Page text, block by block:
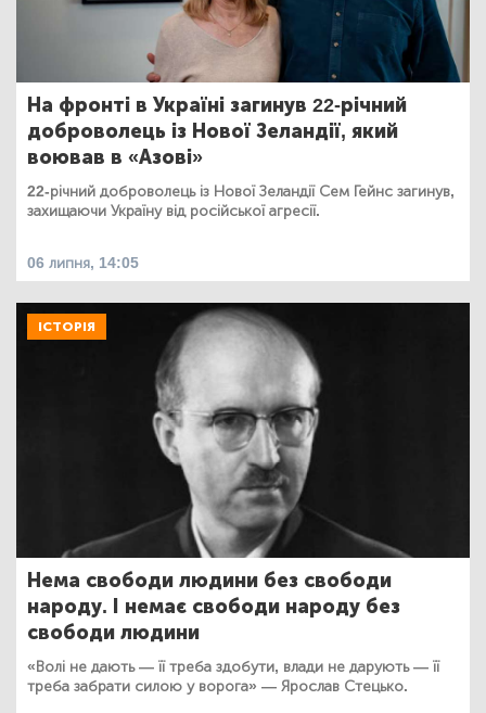
На фронті в Україні загинув 22-річний
доброволець із Нової Зеландії, який
воював в «Азові»
22-річний доброволець із Нової Зеландії Сем Гейнс загинув,
захищаючи Україну від російської агресії.
06 липня, 14:05
ІСТОРІЯ
Нема свободи людини без свободи
народу. І немає свободи народу без
свободи людини
«Волі не дають — її треба здобути, влади не дарують — її
треба забрати силою у ворога» — Ярослав Стецько.